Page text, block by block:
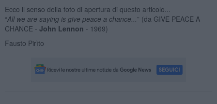
Ecco il senso della foto di apertura di questo articolo...
“All we are saying is give peace a chance... ” (da GIVE PEACE A
CHANCE - John Lennon - 1969)
Fausto Pirìto